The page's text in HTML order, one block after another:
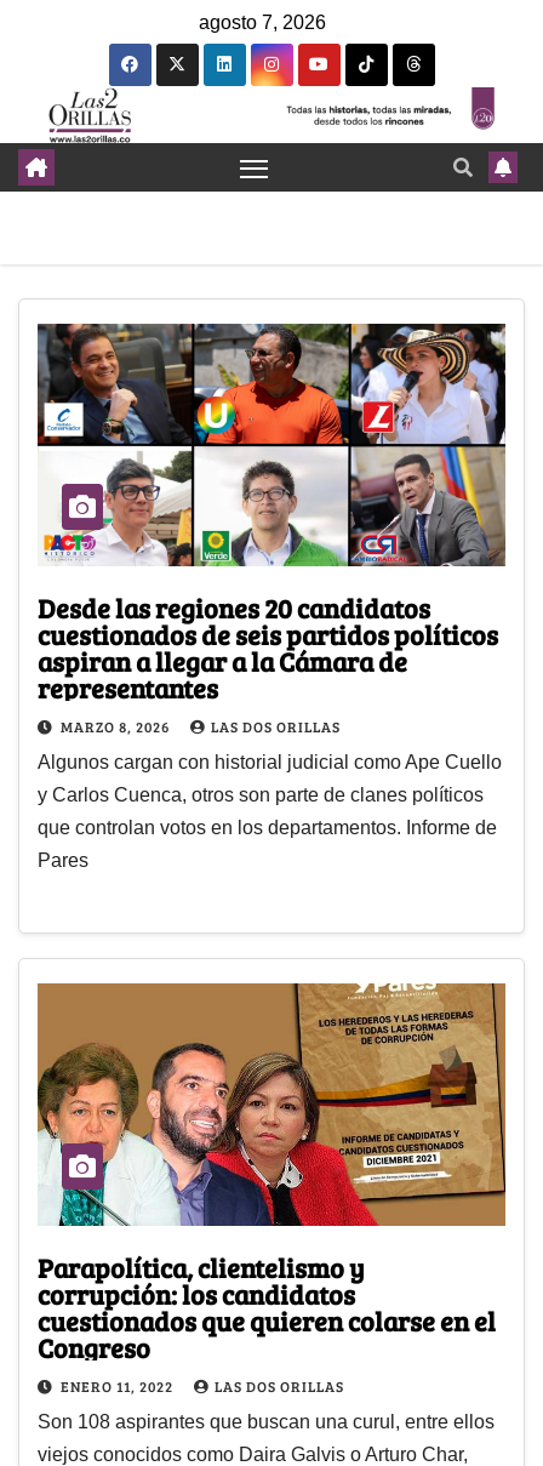
agosto 7, 2026
Desde las regiones 20 candidatos
cuestionados de seis partidos políticos
aspiran a llegar a la Cámara de
representantes
MARZO 8, 2026 LAS DOS ORILLAS
Algunos cargan con historial judicial como Ape Cuello
y Carlos Cuenca, otros son parte de clanes políticos
que controlan votos en los departamentos. Informe de
Pares
Parapolítica, clientelismo y
corrupción: los candidatos
cuestionados que quieren colarse en el
Congreso
ENERO 11, 2022 LAS DOS ORILLAS
Son 108 aspirantes que buscan una curul, entre ellos
viejos conocidos como Daira Galvis o Arturo Char,